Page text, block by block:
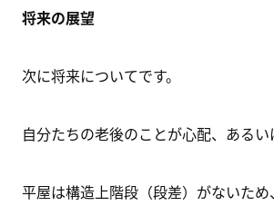
将来の展望
次に将来についてです。
自分たちの老後のことが心配、ある
平屋は構造上階段（段差）がないた